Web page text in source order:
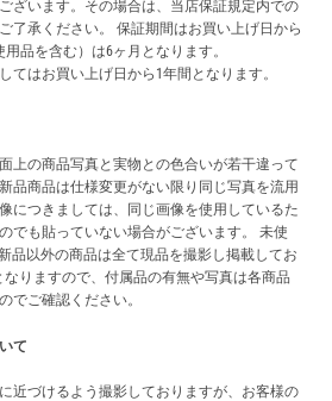
ざいます。その場合は、当店保証規定内での
了承ください。 保証期間はお買い上げ日から
品を含む）は6ヶ月となります。
はお買い上げ日から1年間となります。
上の商品写真と実物との色合いが若干違って
品商品は仕様変更がない限り同じ写真を流用
につきましては、同じ画像を使用しているた
でも貼っていない場合がございます。 未使
品以外の商品は全て現品を撮影し掲載してお
なりますので、付属品の有無や写真は各商品
でご確認ください。
て
近づけるよう撮影しておりますが、お客様の